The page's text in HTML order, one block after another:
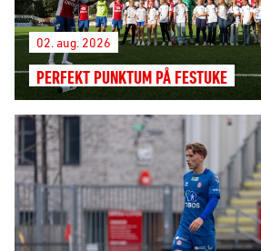
02. aug. 2026
PERFEKT PUNKTUM PÅ FESTUKE